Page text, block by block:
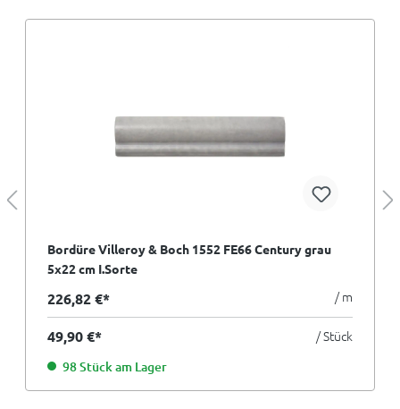
Bordüre Villeroy & Boch 1552 FE66 Century grau
5x22 cm I.Sorte
226,82 €* / m
49,90 €* / Stück
98 Stück am Lager